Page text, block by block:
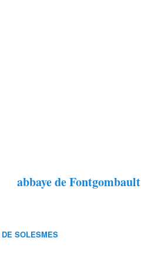
abbaye de Fontgombault
SOLESMES